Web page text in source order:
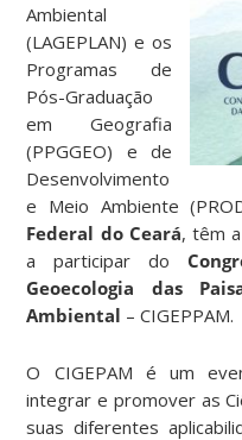
Ambiental
(LAGEPLAN) e os
Programas de
Pós-Graduação
em Geografia
(PPGGEO) e de
Desenvolvimento
e Meio Ambiente
Federal do Ceará, têm
a participar do
Geoecologia das
Ambiental – CIGEPPAM.
O CIGEPAM é um
integrar e promover as
suas diferentes